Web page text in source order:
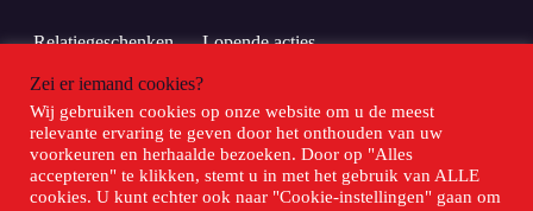
Relatiegeschenken Lopende acties
Meld je hier aan voor Club Goliath!
Club Goliath
Zei er iemand cookies?
Wij gebruiken cookies op onze website om u de meest
relevante ervaring te geven door het onthouden van uw
voorkeuren en herhaalde bezoeken. Door op "Alles
accepteren" te klikken, stemt u in met het gebruik van ALLE
cookies. U kunt echter ook naar "Cookie-instellingen" gaan om